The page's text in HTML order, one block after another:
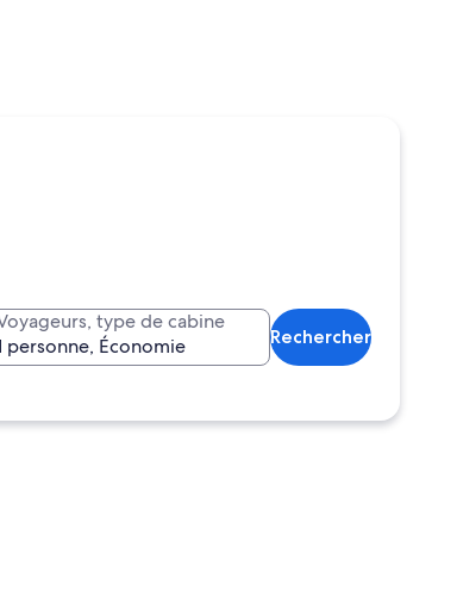
type de cabine
personne, Économie
Rechercher